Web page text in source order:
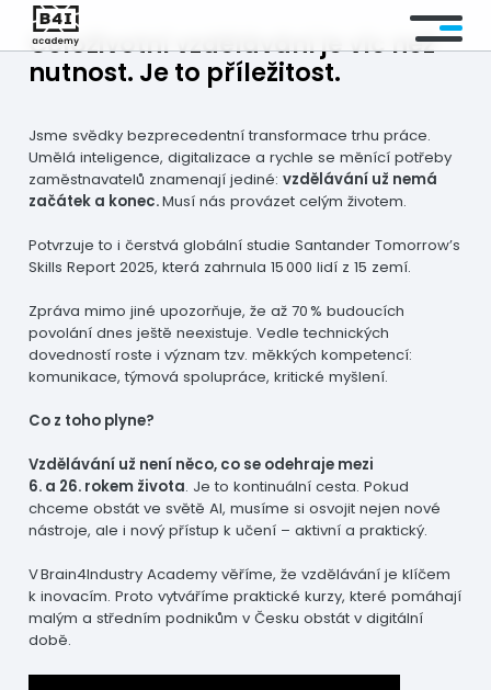
KURZY
KURZY NA MÍRU
OBLASTI
AKTUALITY
NÁŠ TÝM
FAQ
brain4industry.cz
Celoživotní vzdělávání je víc než
nutnost. Je to příležitost.
Jsme svědky bezprecedentní transformace trhu práce.
Umělá inteligence, digitalizace a rychle se měnící potřeby
zaměstnavatelů znamenají jediné:vzdělávání už nemá
začátek a konec.Musí nás provázet celým životem.
Potvrzuje to i čerstvá globální studie Santander Tomorrow’s
Skills Report 2025, která zahrnula 15 000 lidí z 15 zemí.
Zpráva mimo jiné upozorňuje, že až 70 % budoucích
povolání dnes ještě neexistuje. Vedle technických
dovedností roste i význam tzv. měkkých kompetencí:
komunikace, týmová spolupráce, kritické myšlení.
Co z toho plyne?
Vzdělávání už není něco, co se odehraje mezi
6. a 26. rokem života. Je to kontinuální cesta. Pokud
chceme obstát ve světě AI, musíme si osvojit nejen nové
nástroje, ale i nový přístup k učení – aktivní a praktický.
V Brain4Industry Academy věříme, že vzdělávání je klíčem
k inovacím. Proto vytváříme praktické kurzy, které pomáhají
malým a středním podnikům v Česku obstát v digitální
době.